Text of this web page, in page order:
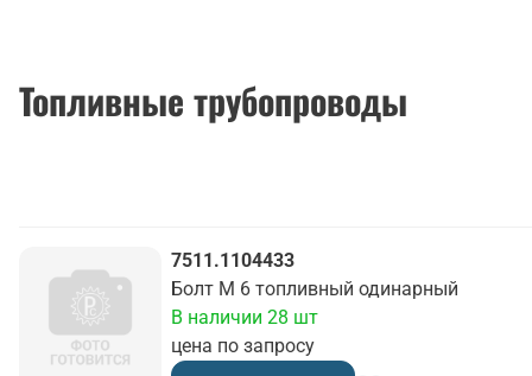
Топливные трубопроводы
7511.1104433
Болт М 6 топливный одинарный
цена по запросу
В наличии 28 шт